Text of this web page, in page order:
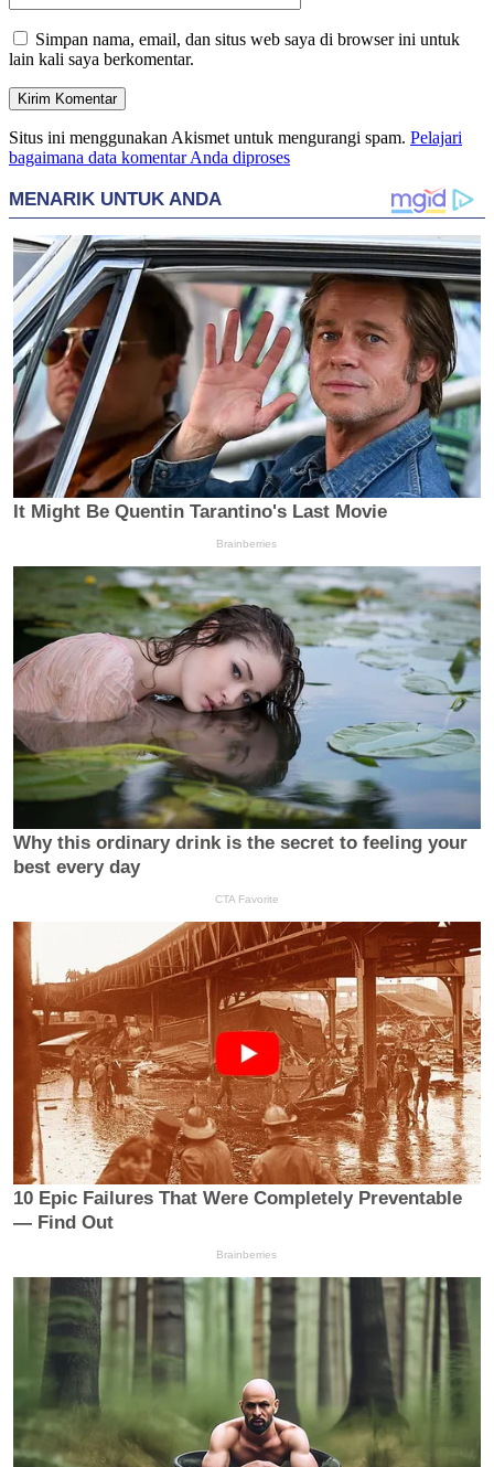
Simpan nama, email, dan situs web saya di browser ini untuk
lain kali saya berkomentar.
Situs ini menggunakan Akismet untuk mengurangi spam. Pelajari
bagaimana data komentar Anda diproses